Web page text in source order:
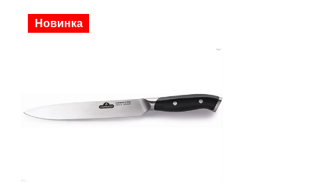
Скидка
Новинка